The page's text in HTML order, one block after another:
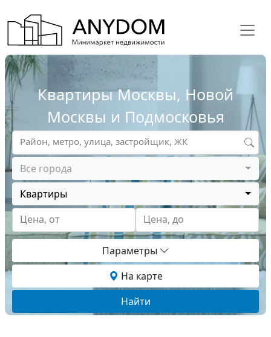
Квартиры Москвы, Новой
Москвы и Подмосковья
Все города
Квартиры
Цена, от
Цена, до
Район, метро, улица, застройщик, ЖК
Параметры
На карте
Найти